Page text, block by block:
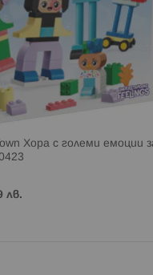
Хора с големи емоции
лв.